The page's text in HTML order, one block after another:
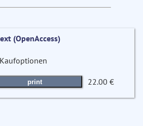
(OpenAccess)
print 22.00 €